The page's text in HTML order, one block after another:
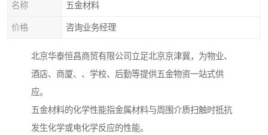
名称 五金材料
价格 咨询业务经理
北京华泰恒昌商贸有限公司立足北京京津冀，为物业、
酒店、商厦、、学校、后勤等提供五金物资一站式供
应。
五金材料的化学性能指金属材料与周围介质扫触时抵抗
发生化学或电化学反应的性能。